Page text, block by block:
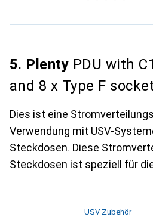
5. Plenty PDU with
and 8 x Type F
Dies ist eine
Verwendung mit USV-
Steckdosen. Diese
Steckdosen ist speziell für
USV Zubehör